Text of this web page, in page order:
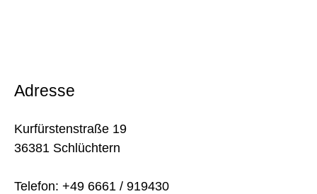
Adresse
Kurfürstenstraße 19
36381 Schlüchtern
Telefon: +49 6661 / 919430